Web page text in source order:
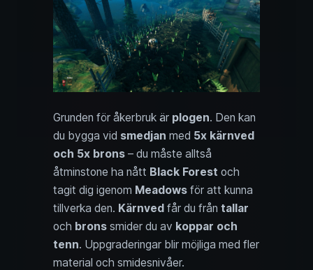
Grunden för åkerbruk är plogen. Den kan
du bygga vid smedjan med 5x kärnved
och 5x brons – du måste alltså
åtminstone ha nått Black Forest och
tagit dig igenom Meadows för att kunna
tillverka den. Kärnved får du från tallar
och brons smider du av koppar och
tenn. Uppgraderingar blir möjliga med fler
material och smidesnivåer.